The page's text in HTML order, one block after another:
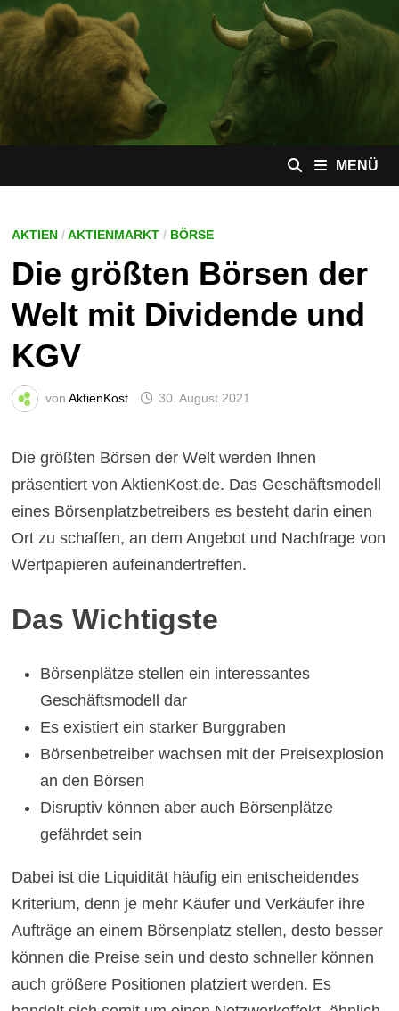
Zum
Inhalt
springen
MENÜ
AKTIEN/AKTIENMARKT/ BÖRSE
Die größten Börsen der
Welt mit Dividende und
KGV
von AktienKost 30. August 2021
Die größten Börsen der Welt werden Ihnen
präsentiert von AktienKost.de. Das Geschäftsmodell
eines Börsenplatzbetreibers es besteht darin einen
Ort zu schaffen, an dem Angebot und Nachfrage von
Wertpapieren aufeinandertreffen.
Das Wichtigste
Börsenplätze stellen ein interessantes
Geschäftsmodell dar
Es existiert ein starker Burggraben
Börsenbetreiber wachsen mit der Preisexplosion
an den Börsen
Disruptiv können aber auch Börsenplätze
gefährdet sein
Dabei ist die Liquidität häufig ein entscheidendes
Kriterium, denn je mehr Käufer und Verkäufer ihre
Aufträge an einem Börsenplatz stellen, desto besser
können die Preise sein und desto schneller können
auch größere Positionen platziert werden. Es